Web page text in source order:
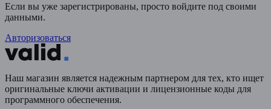
Если вы уже зарегистрированы, просто войдите под своими
данными.
Авторизоваться
Наш магазин является надежным партнером для тех, кто ищет
оригинальные ключи активации и лицензионные коды для
программного обеспечения.